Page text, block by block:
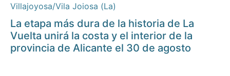
Villajoyosa/Vila Joiosa (La)
La etapa más dura de la historia de La
Vuelta unirá la costa y el interior de la
provincia de Alicante el 30 de agosto